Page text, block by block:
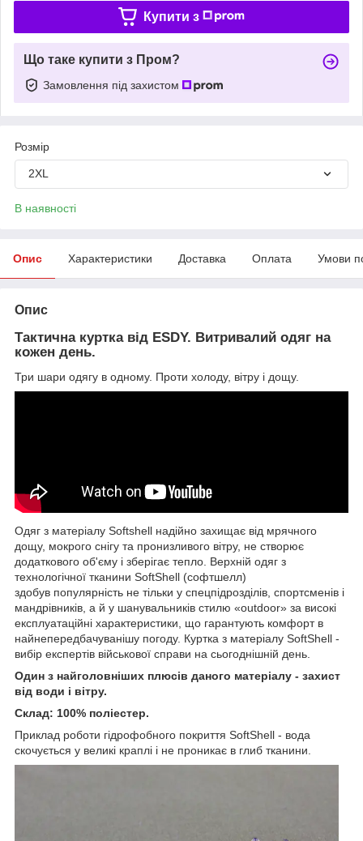
Купити з
Що таке купити з Пром?
Замовлення під захистом
Розмір
2XL
В наявності
Опис Характеристики Доставка Оплата Умови
Опис
Тактична куртка від ESDY. Витривалий одяг на
кожен день.
Три шари одягу в одному. Проти холоду, вітру і дощу.
Одяг з матеріалу Softshell надійно захищає від мрячного
дощу, мокрого снігу та пронизливого вітру, не створює
додаткового об'єму і зберігає тепло. Верхній одяг з
технологічної тканини SoftShell (софтшелл)
здобув популярність не тільки у спецпідрозділів, спортсменів і
мандрівників, а й у шанувальників стилю «outdoor» за високі
експлуатаційні характеристики, що гарантують комфорт в
найнепередбачуванішу погоду. Куртка з матеріалу SoftShell -
вибір експертів військової справи на сьогоднішній день.
Один з найголовніших плюсів даного матеріалу - захист
від води і вітру.
Склад: 100% поліестер.
Приклад роботи гідрофобного покриття SoftShell - вода
скочується у великі краплі і не проникає в глиб тканини.